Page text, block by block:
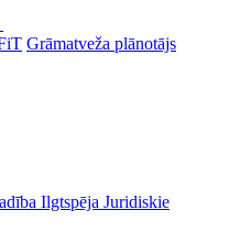
Grāmatveža plānotājs
Ilgtspēja Juridiskie